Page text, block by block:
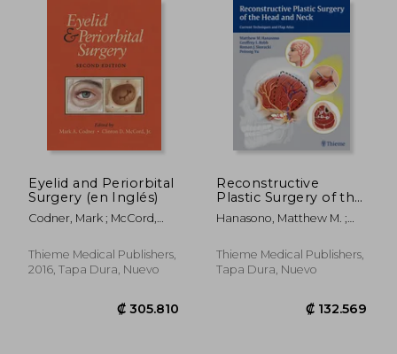
₡ 152.857
Eyelid and Periorbital
Surgery (en Inglés)
Codner, Mark ; McCord,
Thieme Medical Publishers,
2016, Tapa Dura, Nuevo
Reconstructive
Plastic Surgery of the
Head and Neck:
Current Techniques
Inglés)
Hanasono, Matthew M. ;
Skoracki, Roman J.
Thieme Medical Publishers,
Tapa Dura, Nuevo